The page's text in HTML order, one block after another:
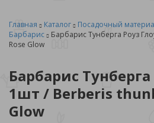
Главная Каталог Посадочный
Барбарис
Барбарис Тунберга Роуз
Rose Glow
Барбарис
1шт / Berberis
Glow